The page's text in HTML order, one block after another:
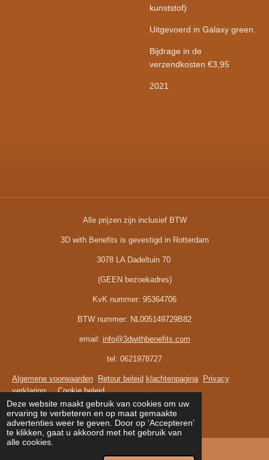
Deze website maakt gebruik van cookies om uw
ervaring te verbeteren en op maat gemaakte
advertenties weer te geven. Door op ‘Accepteren’
te klikken, gaat u akkoord met het gebruik van
alle cookies.
kunststof)
Uitgevoerd in Galaxy green.
Bijdrage in de
verzendkosten €3,95
2021
Alle prijzen zijn inclusief BTW
3D with Benefits is gevestigd in Rotterdam
3078 LA Dadeltuin 70
(GEEN bezoekadres)
KvK nummer: 95364706
BTW nummer: NL005149729B82
email: info@3dwithbenefits.com
tel: 0621978727
Algemene voorwaarden Retour beleid klachtenpagina
Privacy
verklaring
Cookie beleid
© 2024 - 2026 3D with benefits
Powered by JouwWeb